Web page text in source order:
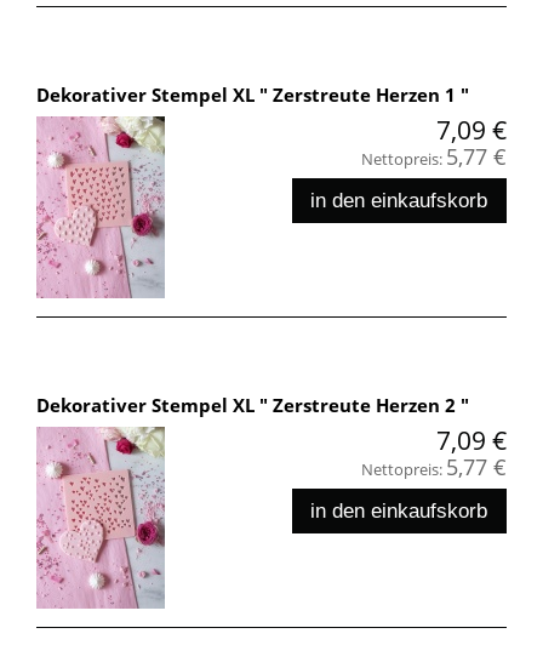
Dekorativer Stempel XL " Zerstreute Herzen 1 "
7,09 €
Nettopreis: 5,77 €
in den einkaufskorb
Dekorativer Stempel XL " Zerstreute Herzen 2 "
7,09 €
Nettopreis: 5,77 €
in den einkaufskorb